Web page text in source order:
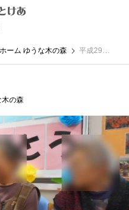
ーム ゆうな木の森 平成29年6月8日お誕生会
木の森